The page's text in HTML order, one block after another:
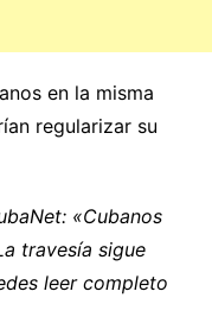
en la misma
regularizar su
«Cubanos
travesía sigue
leer completo